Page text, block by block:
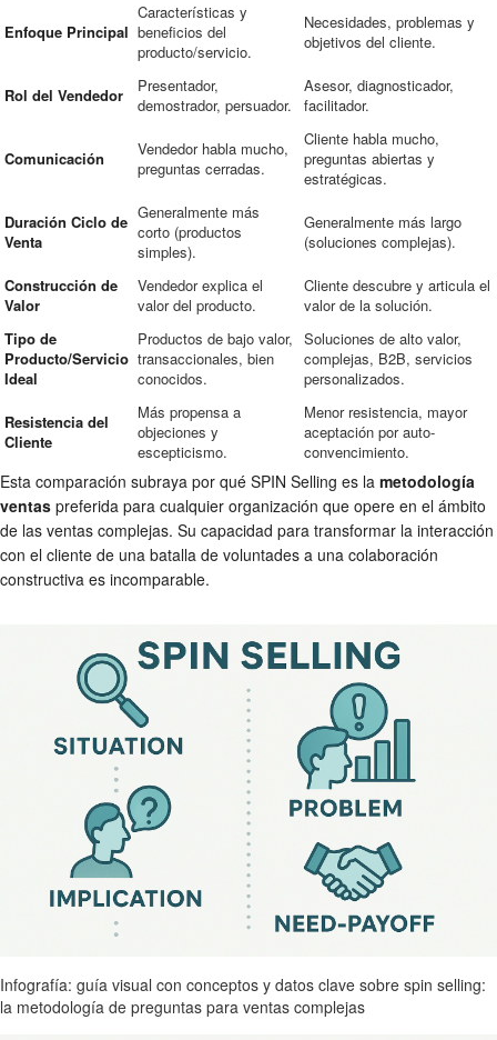
Enfoque Principal
Características y
beneficios del
producto/servicio.
Necesidades, problemas y
objetivos del cliente.
Rol del Vendedor
Presentador,
demostrador, persuador.
Asesor, diagnosticador,
facilitador.
Comunicación
Vendedor habla mucho,
preguntas cerradas.
Cliente habla mucho,
preguntas abiertas y
estratégicas.
Duración Ciclo de
Venta
Generalmente más
corto (productos
simples).
Generalmente más largo
(soluciones complejas).
Construcción de
Valor
Vendedor explica el
valor del producto.
Cliente descubre y articula el
valor de la solución.
Tipo de
Producto/Servicio
Ideal
Productos de bajo valor,
transaccionales, bien
conocidos.
Soluciones de alto valor,
complejas, B2B, servicios
personalizados.
Resistencia del
Cliente
Más propensa a
objeciones y
escepticismo.
Menor resistencia, mayor
aceptación por auto-
convencimiento.
Esta comparación subraya por qué SPIN Selling es la metodología
ventas preferida para cualquier organización que opere en el ámbito
de las ventas complejas. Su capacidad para transformar la interacción
con el cliente de una batalla de voluntades a una colaboración
constructiva es incomparable.
Infografía: guía visual con conceptos y datos clave sobre spin selling:
la metodología de preguntas para ventas complejas